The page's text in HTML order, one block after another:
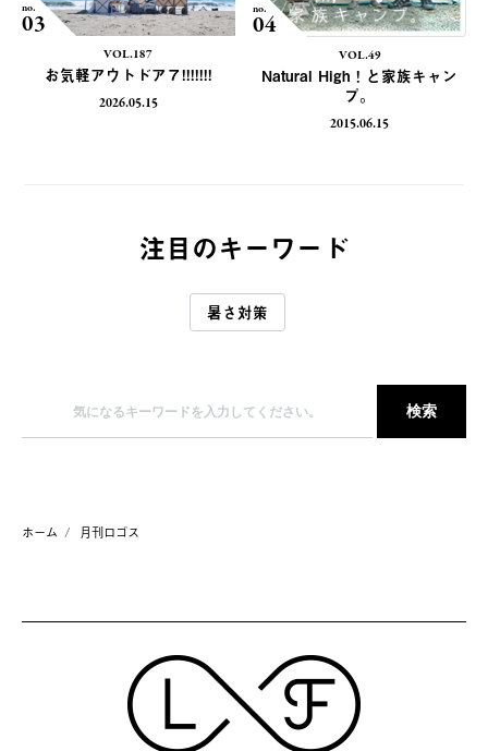
no.
03
VOL.187
お気軽アウトドア７!!!!!!!
2026.05.15
no.
04
VOL.49
Natural High！と家族キャン
プ。
2015.06.15
注目のキーワード
暑さ対策
ホーム 月刊ロゴス